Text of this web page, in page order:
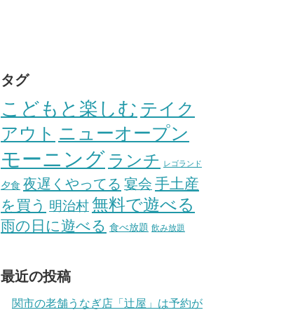
タグ
こどもと楽しむ テイク
アウト ニューオープン
モーニング ランチ レゴランド
夕食 夜遅くやってる 宴会 手土産
を買う 明治村無料で遊べる
雨の日に遊べる 食べ放題 飲み放題
最近の投稿
関市の老舗うなぎ店「辻屋」は予約が